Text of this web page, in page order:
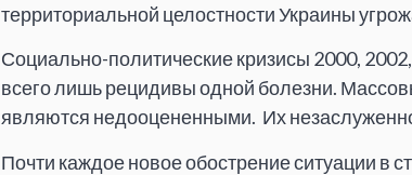
территориальной целостности Украины
Социально-политические кризисы 2000,
всего лишь рецидивы одной болезни.
являются недооцененными. Их
Почти каждое новое обострение ситуации в